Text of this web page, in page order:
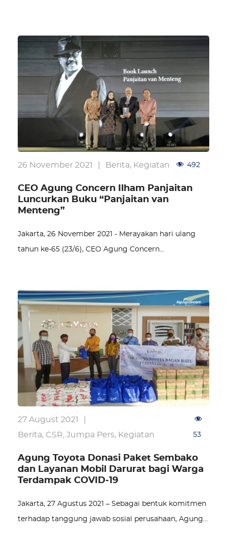
26 November 2021 Berita, Kegiatan 492
CEO Agung Concern Ilham Panjaitan
Luncurkan Buku “Panjaitan van
Menteng”
Jakarta, 26 November 2021 - Merayakan hari ulang
tahun ke-65 (23/6), CEO Agung Concern…
27 August 2021
Berita, CSR, Jumpa Pers, Kegiatan 53
Agung Toyota Donasi Paket Sembako
dan Layanan Mobil Darurat bagi Warga
Terdampak COVID‑19
Jakarta, 27 Agustus 2021 – Sebagai bentuk komitmen
terhadap tanggung jawab sosial perusahaan, Agung…